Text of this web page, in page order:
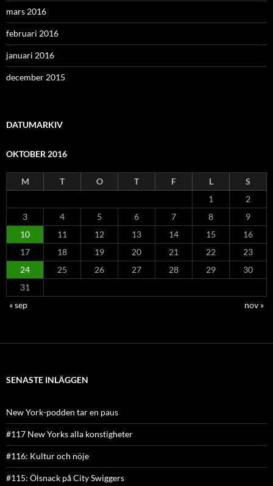
mars 2016
februari 2016
januari 2016
december 2015
DATUMARKIV
OKTOBER 2016
M T O T F L
S
1
2
3
4 5 6 7 8
9
10
11 12 13 14 15
16
17
18 19 20 21 22
23
24
25 26 27 28 29
30
31
« sep
nov »
SENASTE INLÄGGEN
New York-podden tar en paus
#117 New Yorks alla konstigheter
#116: Kultur och nöje
#115: Ölsnack på City Swiggers